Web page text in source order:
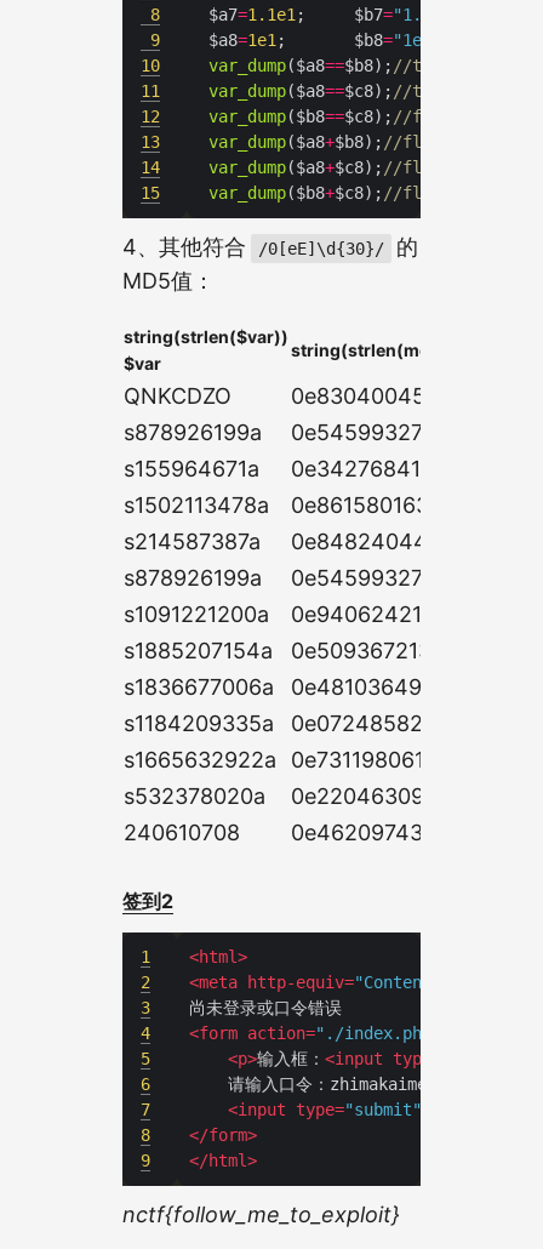
8
9
10
11
12
13
14
15
$a7=1.1e1;     $b7="1.1e1"
$a8=1e1;       $b8="1e1"
var_dump($a8==$b8);//true
var_dump($a8==$c8);//true
var_dump($b8==$c8);//false
var_dump($a8+$b8);//float(20)
var_dump($a8+$c8);//float(20)
var_dump($b8+$c8);//float(20)
4、其他符合 /0[eE]\d{30}/
的
MD5值：
string(strlen($var))
$var
string(strlen(md5($var)))
QNKCDZO
s878926199a
s155964671a
s1502113478a
s214587387a
s878926199a
s1091221200a
s1885207154a
s1836677006a
s1184209335a
s1665632922a
s532378020a
240610708
签到2
1
2
3
4
5
6
7
8
9
<html>
<meta http-equiv="Content-Type"
尚未登录或口令错误
<form action="./index.php"
<p>输入框： <input type
<input type="submit"
</form>
</html>
nctf{follow_me_to_exploit}